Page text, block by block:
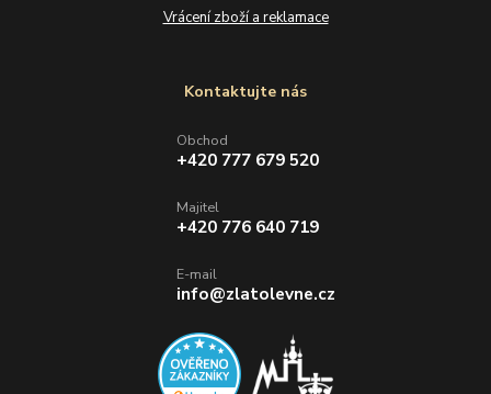
Vrácení zboží a reklamace
Kontaktujte nás
Obchod
+420 777 679 520
Majitel
+420 776 640 719
E-mail
info@zlatolevne.cz